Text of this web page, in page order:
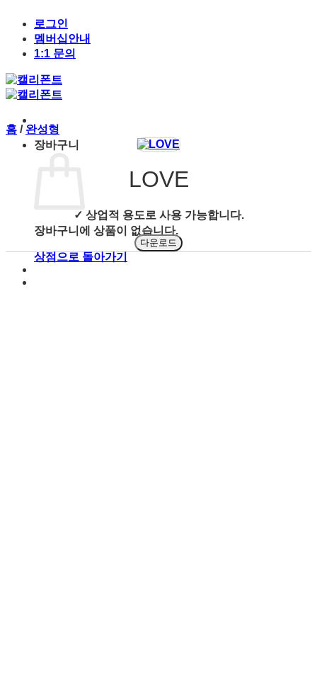
content
로그인
멤버십안내
1:1 문의
장바구니
장바구니에 상품이 없습니다.
상점으로 돌아가기
홈 / 완성형
LOVE
✓ 상업적 용도로 사용 가능합니다.
다운로드